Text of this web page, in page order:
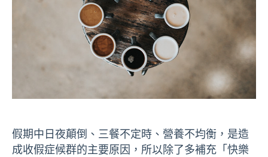
假期中日夜顛倒、三餐不定時、營養不均衡，是造
成收假症候群的主要原因，所以除了多補充「快樂